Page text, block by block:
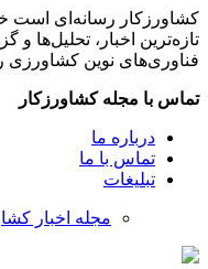
کشاورزکار رسانه‌ای است
تازه‌ترین اخبار، تحلیل‌ها و
فناوری‌های نوین کشاورزی
تماس با مجله کشاورزکار
درباره ما
تماس با ما
تبلیغات
مجله اخبار